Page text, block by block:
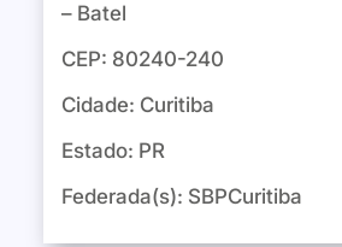
– Batel
CEP: 80240-240
Cidade: Curitiba
Estado: PR
Federada(s): SBPCuritiba